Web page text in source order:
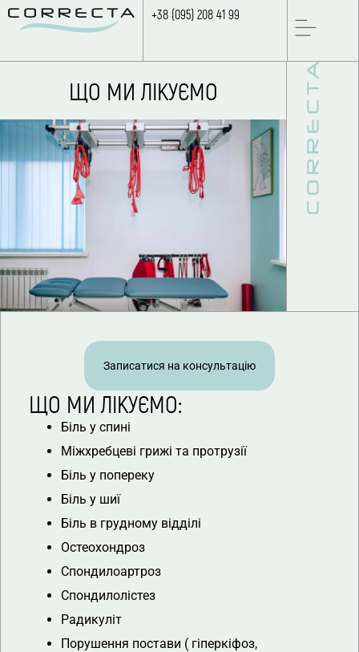
+38 (095) 208 41 99
ЩО МИ ЛІКУЄМО
Записатися на консультацію
ЩО МИ ЛІКУЄМО:
Біль у спині
Міжхребцеві грижі та протрузії
Біль у попереку
Біль у шиї
Біль в грудному відділі
Остеохондроз
Спондилоартроз
Спондилолістез
Радикуліт
Порушення постави ( гіперкіфоз,